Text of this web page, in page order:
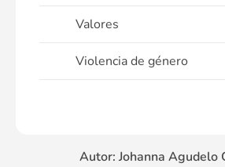
Valores
Violencia de género
Autor: Johanna Agudelo